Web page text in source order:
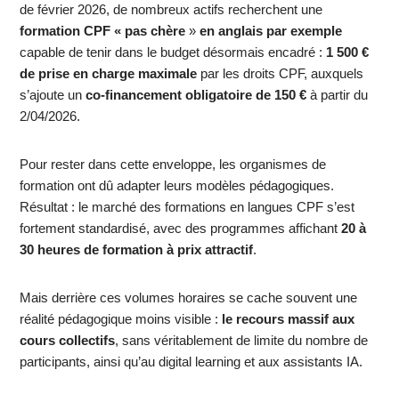
de février 2026, de nombreux actifs recherchent une
formation CPF « pas chère »en anglais par exemple
capable de tenir dans le budget désormais encadré : 1 500 €
de prise en charge maximale par les droits CPF, auxquels
s’ajoute unco-financement obligatoire de 150 € à partir du
2/04/2026.
Pour rester dans cette enveloppe, les organismes de
formation ont dû adapter leurs modèles pédagogiques.
Résultat : le marché des formations en langues CPF s’est
fortement standardisé, avec des programmes affichant20 à
30 heures de formation à prix attractif.
Mais derrière ces volumes horaires se cache souvent une
réalité pédagogique moins visible : le recours massif aux
cours collectifs, sans véritablement de limite du nombre de
participants, ainsi qu’au digital learning et aux assistants IA.